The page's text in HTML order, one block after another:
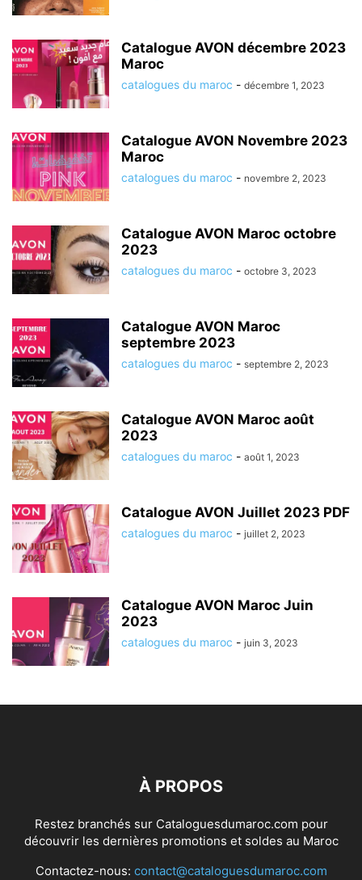
Catalogue AVON décembre 2023
Maroc
catalogues du maroc - décembre 1, 2023
Catalogue AVON Novembre 2023
Maroc
catalogues du maroc - novembre 2, 2023
Catalogue AVON Maroc octobre
2023
catalogues du maroc - octobre 3, 2023
Catalogue AVON Maroc
septembre 2023
catalogues du maroc - septembre 2, 2023
Catalogue AVON Maroc août
2023
catalogues du maroc - août 1, 2023
Catalogue AVON Juillet 2023 PDF
catalogues du maroc - juillet 2, 2023
Catalogue AVON Maroc Juin
2023
catalogues du maroc - juin 3, 2023
À PROPOS
Restez branchés sur Cataloguesdumaroc.com pour
découvrir les dernières promotions et soldes au Maroc
Contactez-nous: contact@cataloguesdumaroc.com